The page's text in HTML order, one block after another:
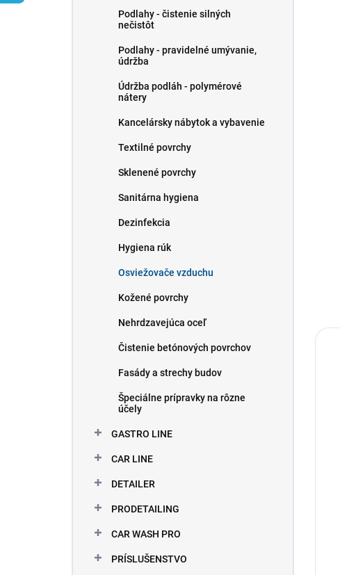
Podlahy - čistenie silných
nečistôt
Podlahy - pravidelné umývanie,
údržba
Údržba podláh - polymérové ​​
nátery
Kancelársky nábytok a vybavenie
Textilné povrchy
Sklenené povrchy
Sanitárna hygiena
Dezinfekcia
Hygiena rúk
Osviežovače vzduchu
Kožené povrchy
Nehrdzavejúca oceľ
Čistenie betónových povrchov
Fasády a strechy budov
Špeciálne prípravky na rôzne
účely
GASTRO LINE
CAR LINE
DETAILER
PRODETAILING
CAR WASH PRO
PRÍSLUŠENSTVO